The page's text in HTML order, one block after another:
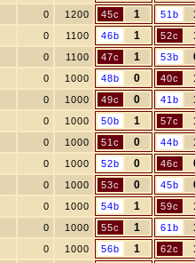
0 1200 45c 1 51b
0 1100 46b 1 52c
0 1100 47c 1 53b
0 1000 48b 0 40c
0 1000 49c 0 41b
0 1000 50b 1 57c
0 1000 51c 0 44b
0 1000 52b 0 46c
0 1000 53c 0 45b
0 1000 54b 1 59c
0 1000 55c 1 61b
0 1000 56b 1 62c